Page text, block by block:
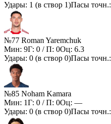
Удары: 1 (в створ 1)Пасы точн.:
№77 Roman Yaremchuk
Мин: 9Г: 0 / П: 0Оц: 6.3
Удары: 0 (в створ 0)Пасы точн.:
№85 Noham Kamara
Мин: 1Г: 0 / П: 0Оц: —
Удары: 0 (в створ 0)Пасы точн.: